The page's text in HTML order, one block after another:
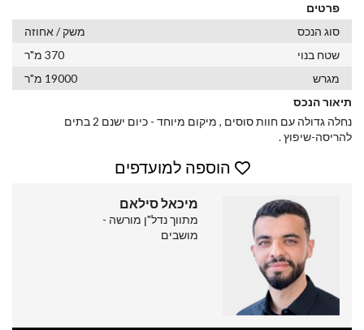
פרטים
סוג הנכס
משק / אחוזה
שטח בנוי
370 מ"ר
מגרש
19000 מ"ר
תיאור הנכס
נחלה גדולה עם חוות סוסים , מיקום מיוחד - כיום ישנם 2 בתים
להריסה-שיפוץ .
הוספה למועדפים
מיכאל סילאם
מתווך נדל"ן מורשה -
מושבים